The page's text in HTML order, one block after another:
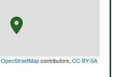
OpenStreetMapcontributors, CC-BY-SA